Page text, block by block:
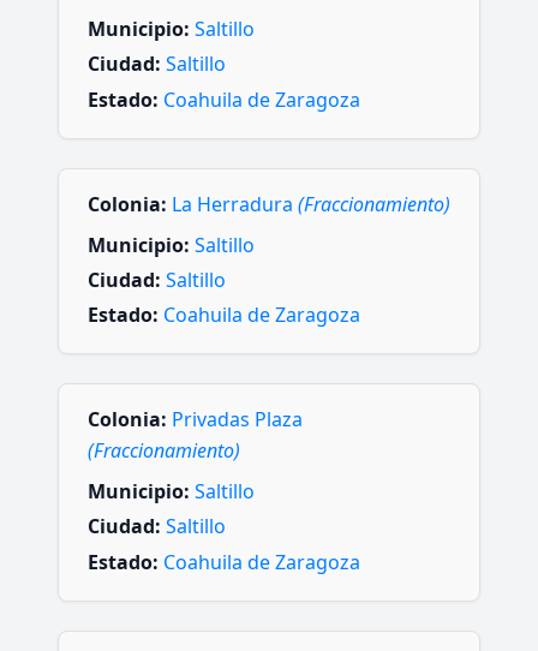
Municipio: Saltillo
Ciudad: Saltillo
Estado: Coahuila de Zaragoza
Colonia: La Herradura (Fraccionamiento)
Municipio: Saltillo
Ciudad: Saltillo
Estado: Coahuila de Zaragoza
Colonia: Privadas Plaza
(Fraccionamiento)
Municipio: Saltillo
Ciudad: Saltillo
Estado: Coahuila de Zaragoza